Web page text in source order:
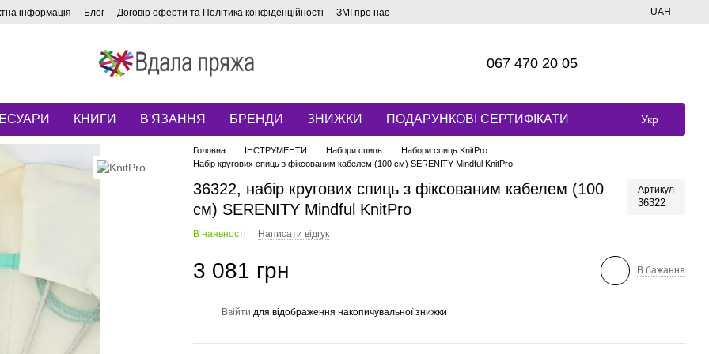
інформація Блог Договір оферти та Політика конфіденційності ЗМІ про нас UAH
067 470 20 05
КНИГИ В'ЯЗАННЯ БРЕНДИ ЗНИЖКИ ПОДАРУНКОВІ СЕРТИФІКАТИ Укр
Головна ІНСТРУМЕНТИ Набори спиць
Набори спиць KnitPro
Набір кругових спиць з фіксованим кабелем (100 см) SERENITY Mindful KnitPro
36322, набір кругових спиць з фіксованим кабелем (100
см) SERENITY Mindful KnitPro
Артикул
36322
В наявності Написати відгук
3 081 грн В бажання
Ввійти для відображення накопичувальної знижки